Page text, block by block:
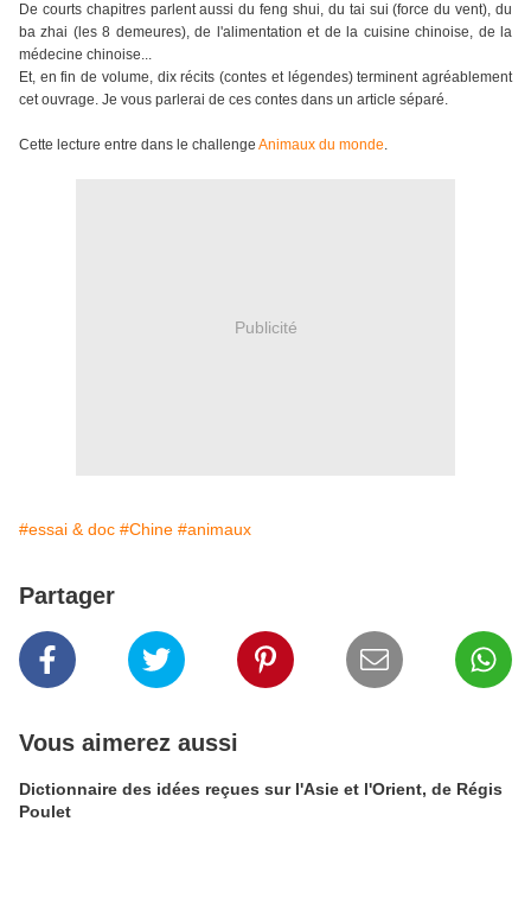
De courts chapitres parlent aussi du feng shui, du tai sui (force du vent), du
ba zhai (les 8 demeures), de l'alimentation et de la cuisine chinoise, de la
médecine chinoise...
Et, en fin de volume, dix récits (contes et légendes) terminent agréablement
cet ouvrage. Je vous parlerai de ces contes dans un article séparé.
Cette lecture entre dans le challenge Animaux du monde.
Publicité
#essai & doc #Chine #animaux
Partager
Vous aimerez aussi
Dictionnaire des idées reçues sur l'Asie et l'Orient, de Régis
Poulet